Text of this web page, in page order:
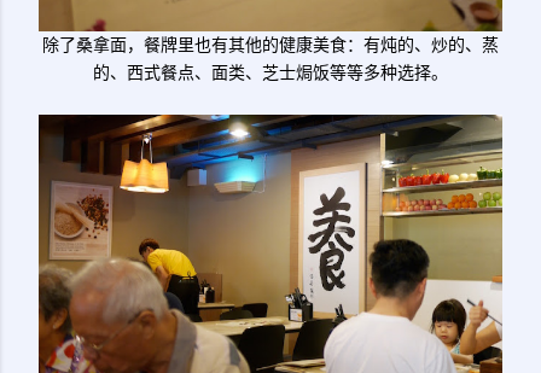
除了桑拿面，餐牌里也有其他的健康美食：有炖的、炒的、蒸
的、西式餐点、面类、芝士焗饭等等多种选择。